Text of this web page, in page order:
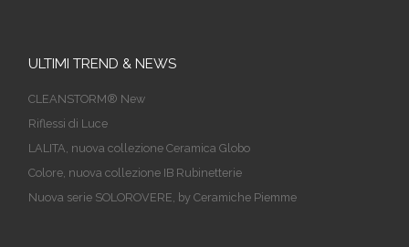
ULTIMI TREND & NEWS
CLEANSTORM® New
Riflessi di Luce
LALITA, nuova collezione Ceramica Globo
Colore, nuova collezione IB Rubinetterie
Nuova serie SOLOROVERE, by Ceramiche Piemme